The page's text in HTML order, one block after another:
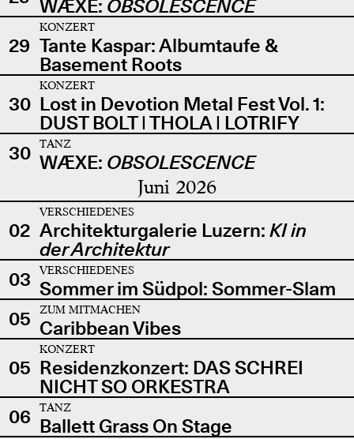
WÆXE: OBSOLESCENCE
29
KONZERT
Tante Kaspar: Albumtaufe &
Basement Roots
30
KONZERT
Lost in Devotion Metal Fest Vol. 1:
DUST BOLT | THOLA | LOTRIFY
30
TANZ
WÆXE: OBSOLESCENCE
Juni 2026
02
VERSCHIEDENES
Architekturgalerie Luzern: KI in
der Architektur
03
VERSCHIEDENES
Sommer im Südpol: Sommer-Slam
05
ZUM MITMACHEN
Caribbean Vibes
05
KONZERT
Residenzkonzert: DAS SCHREI
NICHT SO ORKESTRA
06
TANZ
Ballett Grass On Stage